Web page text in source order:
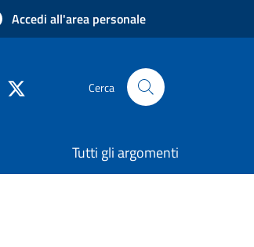
Accedi all'area personale
Cerca
Tutti gli argomenti